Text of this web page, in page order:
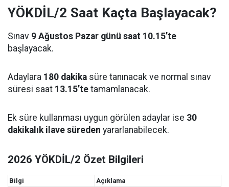
YÖKDİL/2 Saat Kaçta Başlayacak?
Sınav 9 Ağustos Pazar günü saat 10.15’te
başlayacak.
Adaylara 180 dakika süre tanınacak ve normal sınav
süresi saat 13.15’te tamamlanacak.
Ek süre kullanması uygun görülen adaylar ise 30
dakikalık ilave süreden yararlanabilecek.
2026 YÖKDİL/2 Özet Bilgileri
Bilgi
Açıklama